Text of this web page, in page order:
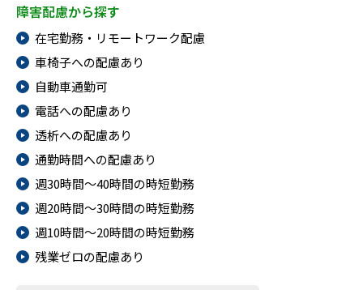
障害配慮から探す
在宅勤務・リモートワーク配慮
車椅子への配慮あり
自動車通勤可
電話への配慮あり
透析への配慮あり
通勤時間への配慮あり
週30時間～40時間の時短勤務
週20時間～30時間の時短勤務
週10時間～20時間の時短勤務
残業ゼロの配慮あり